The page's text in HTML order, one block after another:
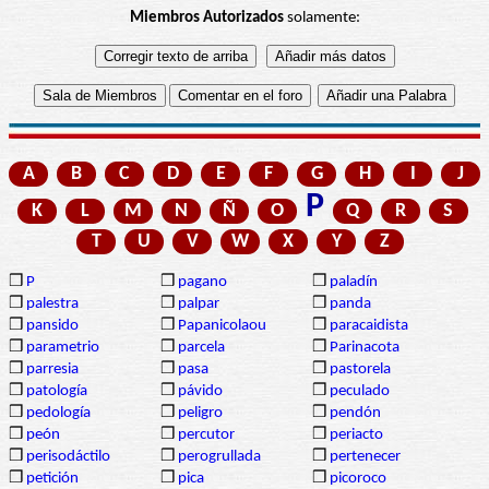
Miembros Autorizadossolamente:
A B C D E F G H I
J
K
L M N Ñ O P Q R
S
T
U V W X Y Z
❒ P ❒ pagano ❒ paladín
❒ palestra ❒ palpar ❒ panda
❒ pansido ❒ Papanicolaou ❒ paracaidista
❒ parametrio ❒ parcela ❒ Parinacota
❒ parresia ❒ pasa ❒ pastorela
❒ patología ❒ pávido ❒ peculado
❒ pedología ❒ peligro ❒ pendón
❒ peón ❒ percutor ❒ periacto
❒ perisodáctilo ❒ perogrullada ❒ pertenecer
❒ petición ❒ pica ❒ picoroco